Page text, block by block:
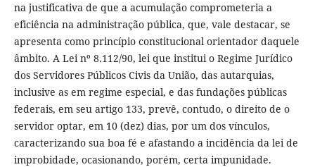
na justificativa de que a acumulação comprometeria a
eficiência na administração pública, que, vale destacar, se
apresenta como princípio constitucional orientador daquele
âmbito. A Lei nº 8.112/90, lei que institui o Regime Jurídico
dos Servidores Públicos Civis da União, das autarquias,
inclusive as em regime especial, e das fundações públicas
federais, em seu artigo 133, prevê, contudo, o direito de o
servidor optar, em 10 (dez) dias, por um dos vínculos,
caracterizando sua boa fé e afastando a incidência da lei de
improbidade, ocasionando, porém, certa impunidade.